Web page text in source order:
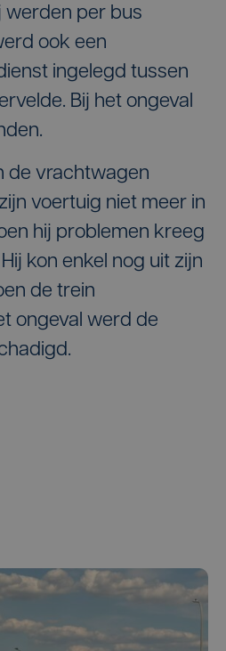
werden per bus
ook een
ingelegd tussen
Bij het ongeval
de vrachtwagen
voertuig niet meer in
hij problemen kreeg
kon enkel nog uit zijn
de trein
ongeval werd de